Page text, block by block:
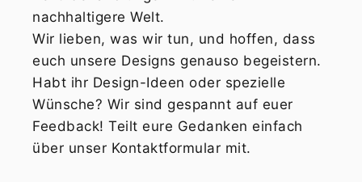
nachhaltigere Welt.
Wir lieben, was wir tun, und hoffen, dass
euch unsere Designs genauso begeistern.
Habt ihr Design-Ideen oder spezielle
Wünsche? Wir sind gespannt auf euer
Feedback! Teilt eure Gedanken einfach
über unser Kontaktformular mit.